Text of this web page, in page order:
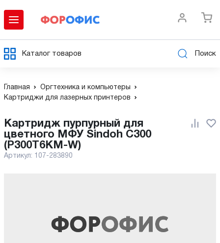
Каталог товаров Поиск
Главная
Оргтехника и компьютеры
Картриджи для лазерных принтеров
Картридж пурпурный для
цветного МФУ Sindoh C300
(P300T6KM-W)
Артикул: 107-283890